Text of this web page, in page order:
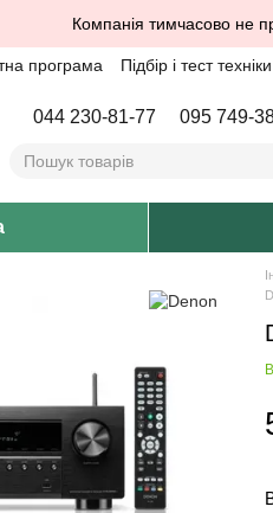
Компанія тимчасово не
програма Підбір і тест техніки
044 230-81-77 095 749-